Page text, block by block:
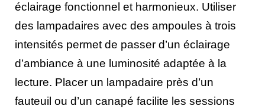
éclairage fonctionnel et harmonieux. Utiliser
des lampadaires avec des ampoules à trois
intensités permet de passer d’un éclairage
d’ambiance à une luminosité adaptée à la
lecture. Placer un lampadaire près d’un
fauteuil ou d’un canapé facilite les sessions